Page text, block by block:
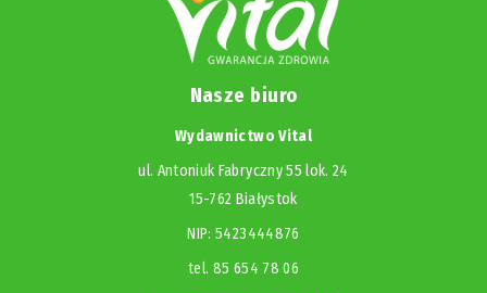
Nasze biuro
Wydawnictwo Vital
ul. Antoniuk Fabryczny 55 lok. 24
15-762 Białystok
NIP: 5423444876
tel. 85 654 78 06